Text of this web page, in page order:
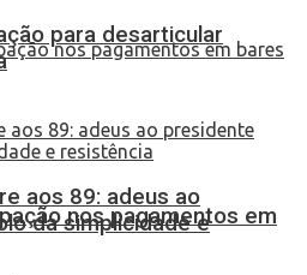
nos pagamentos em
para desarticular
aos 89: adeus ao
da simplicidade e